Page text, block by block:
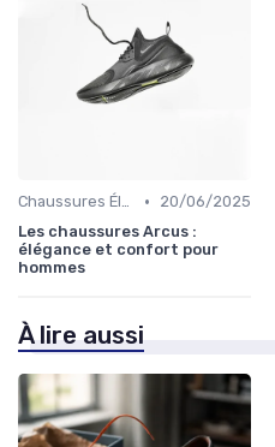
Chaussures Élégantes et de Cérémonie •
20/06/2025
Les chaussures Arcus :
élégance et confort pour
hommes
À lire aussi